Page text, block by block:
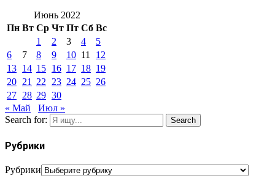
Июнь 2022
Пн Вт Ср Чт Пт Сб Вс
1
2 3 4
5
6
7 8 9 10 11
12
13 14 15 16 17 18 19
20 21 22 23 24 25 26
27 28 29 30
« Май
Июл »
Search for:
Search
Рубрики
Рубрики